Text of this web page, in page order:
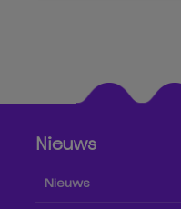
Nieuws
Nieuws